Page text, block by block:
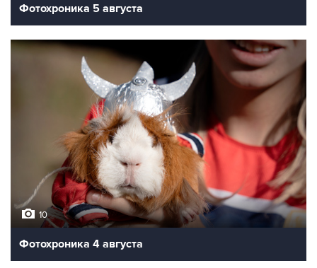
Фотохроника 5 августа
10
Фотохроника 4 августа